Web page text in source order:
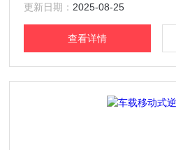
使用。用户体验：5.7 英寸高分辨
条件下都具有出色的可视性。
更新日期： 2025-08-25
查看详情